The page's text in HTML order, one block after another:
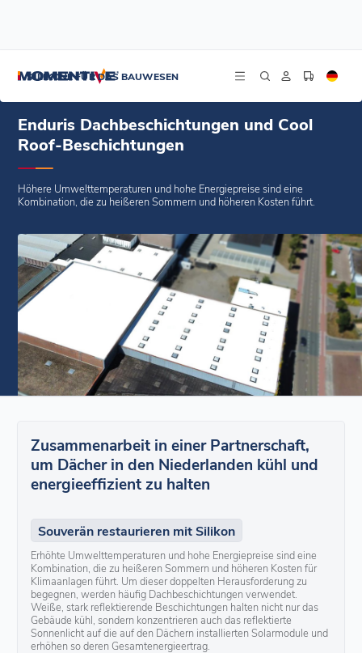
SILIKONE FÜR DAS BAUWESEN
Enduris Dachbeschichtungen und Cool Roof-Beschichtungen
Enduris Dachbeschichtungen und Cool
Roof-Beschichtungen
Höhere Umwelttemperaturen und hohe Energiepreise sind eine
Kombination, die zu heißeren Sommern und höheren Kosten führt.
Zusammenarbeit in einer Partnerschaft,
um Dächer in den Niederlanden kühl und
energieeffizient zu halten
Souverän restaurieren mit Silikon
Erhöhte Umwelttemperaturen und hohe Energiepreise sind eine
Kombination, die zu heißeren Sommern und höheren Kosten für
Klimaanlagen führt. Um dieser doppelten Herausforderung zu
begegnen, werden häufig Dachbeschichtungen verwendet.
Weiße, stark reflektierende Beschichtungen halten nicht nur das
Gebäude kühl, sondern konzentrieren auch das reflektierte
Sonnenlicht auf die auf den Dächern installierten Solarmodule und
erhöhen so deren Gesamtenergieertrag.